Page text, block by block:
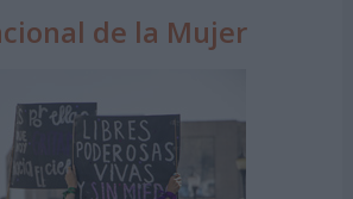
de la Mujer